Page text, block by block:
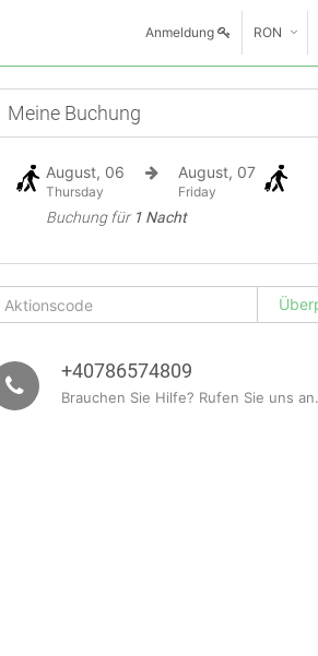
Anmeldung RON
Meine Buchung
August, 06
Thursday
August, 07
Friday
Buchung für 1 Nacht
+40786574809
Brauchen Sie Hilfe? Rufen Sie uns an.